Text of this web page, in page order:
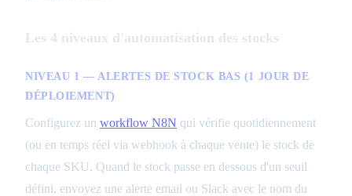
Les 4 niveaux d'automatisation des stocks
NIVEAU 1 — ALERTES DE STOCK BAS (1 JOUR DE
DÉPLOIEMENT)
Configurez un workflow N8N qui vérifie quotidiennement
(ou en temps réel via webhook à chaque vente) le stock de
chaque SKU. Quand le stock passe en dessous d'un seuil
défini, envoyez une alerte email ou Slack avec le nom du